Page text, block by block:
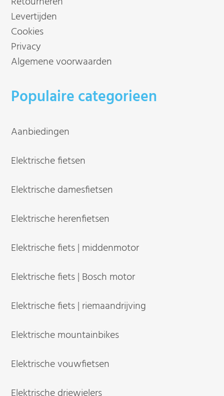
Levertijden
Cookies
Privacy
Algemene voorwaarden
Populaire categorieen
Aanbiedingen
Elektrische fietsen
Elektrische damesfietsen
Elektrische herenfietsen
Elektrische fiets | middenmotor
Elektrische fiets | Bosch motor
Elektrische fiets | riemaandrijving
Elektrische mountainbikes
Elektrische vouwfietsen